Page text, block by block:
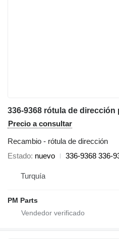
Precio a consultar
Recambio - rótula de dirección
Estado nuevo 336-9368 336-
Turquía
PM Parts